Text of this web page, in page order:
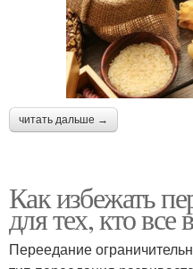
читать дальше →
Как избежать
для тех, кто все
Переедание